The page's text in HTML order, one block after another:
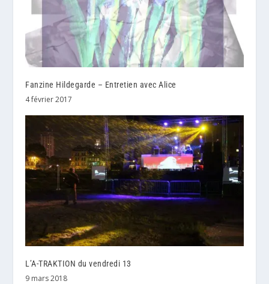
Fanzine Hildegarde – Entretien avec Alice
4 février 2017
L’A-TRAKTION du vendredi 13
9 mars 2018